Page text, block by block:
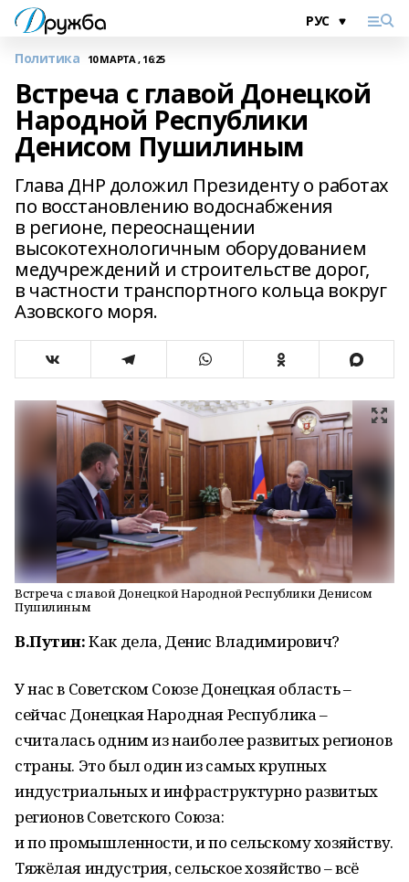
Политика 10 МАРТА , 16:25
Встреча с главой Донецкой
Народной Республики
Денисом Пушилиным
Глава ДНР доложил Президенту о работах
по восстановлению водоснабжения
в регионе, переоснащении
высокотехнологичным оборудованием
медучреждений и строительстве дорог,
в частности транспортного кольца вокруг
Азовского моря.
Встреча с главой Донецкой Народной Республики Денисом
Пушилиным
В.Путин:Как дела, Денис Владимирович?
У нас в Советском Союзе Донецкая область –
сейчас Донецкая Народная Республика –
считалась одним из наиболее развитых регионов
страны. Это был один из самых крупных
индустриальных и инфраструктурно развитых
регионов Советского Союза:
и по промышленности, и по сельскому хозяйству.
Тяжёлая индустрия, сельское хозяйство – всё